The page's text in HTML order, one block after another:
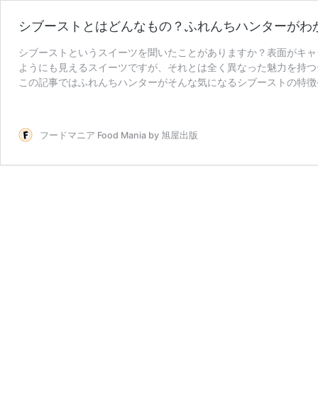
シブーストとはどんなもの？ふれんちハンターがわ
シブーストというスイーツを聞いたことがありますか？表面がキ
ようにも見えるスイーツですが、それとは全く異なった魅力を持
この記事ではふれんちハンターがそんな気になるシブーストの特
フードマニア Food Mania by 旭屋出版